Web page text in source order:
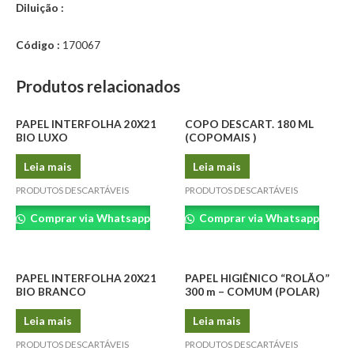
Diluição :
Código : 170067
Produtos relacionados
PAPEL INTERFOLHA 20X21
BIO LUXO
Leia mais
PRODUTOS DESCARTÁVEIS
Comprar via Whatsapp
COPO DESCART. 180 ML
(COPOMAIS )
Leia mais
PRODUTOS DESCARTÁVEIS
Comprar via Whatsapp
PAPEL INTERFOLHA 20X21
BIO BRANCO
Leia mais
PRODUTOS DESCARTÁVEIS
PAPEL HIGIÊNICO “ROLÃO”
300 m – COMUM (POLAR)
Leia mais
PRODUTOS DESCARTÁVEIS